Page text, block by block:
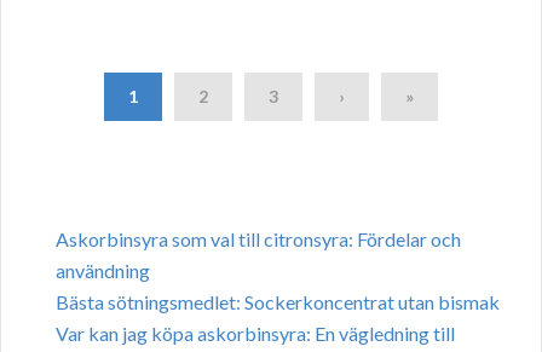
1 2 3 › »
Askorbinsyra som val till citronsyra: Fördelar och
användning
Bästa sötningsmedlet: Sockerkoncentrat utan bismak
Var kan jag köpa askorbinsyra: En vägledning till